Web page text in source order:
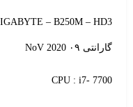
گارانتی ۰۹ NoV 2020
CPU : i7- 7700